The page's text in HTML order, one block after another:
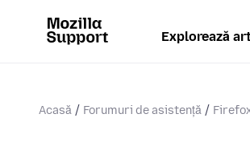
Explorează
Acasă Forumuri de asistență